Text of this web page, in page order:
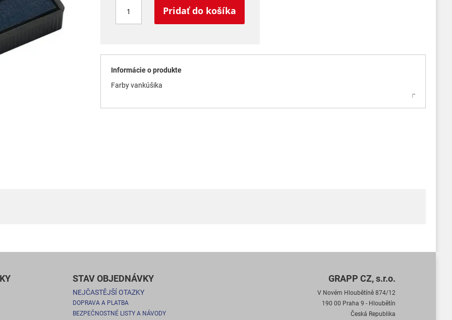
Pridať do košíka
Informácie o produkte
Farby vankúšika
STAV OBJEDNÁVKY
NEJČASTĚJŠÍ OTAZKY
DOPRAVA A PLATBA
BEZPEČNOSTNÉ LISTY A NÁVODY
GRAPP CZ, s.r.o.
V Novém Hloubětíně 874/12
190 00 Praha 9 - Hloubětín
Česká Republika